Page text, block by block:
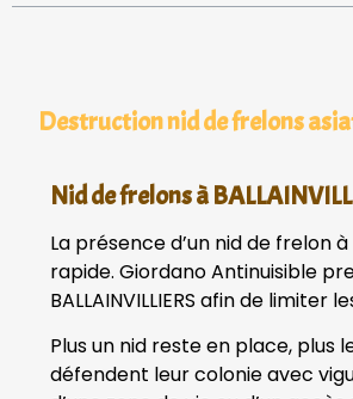
Destruction nid de frelons
Nid de frelons à
La présence d’un nid de frelon
rapide. Giordano Antinuisible
BALLAINVILLIERS afin de
Plus un nid reste en place, plus
défendent leur colonie avec